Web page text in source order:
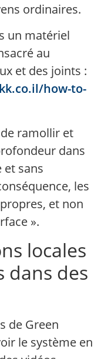
ordinaires.
un matériel
au
et des joints :
how-to-
ramollir et
dans
et sans
les
et non
».
locales
dans des
de Green
le système en